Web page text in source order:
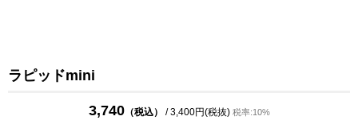
ラピッドmini
3,740（税込） / 3,400円(税抜) 税率:10%